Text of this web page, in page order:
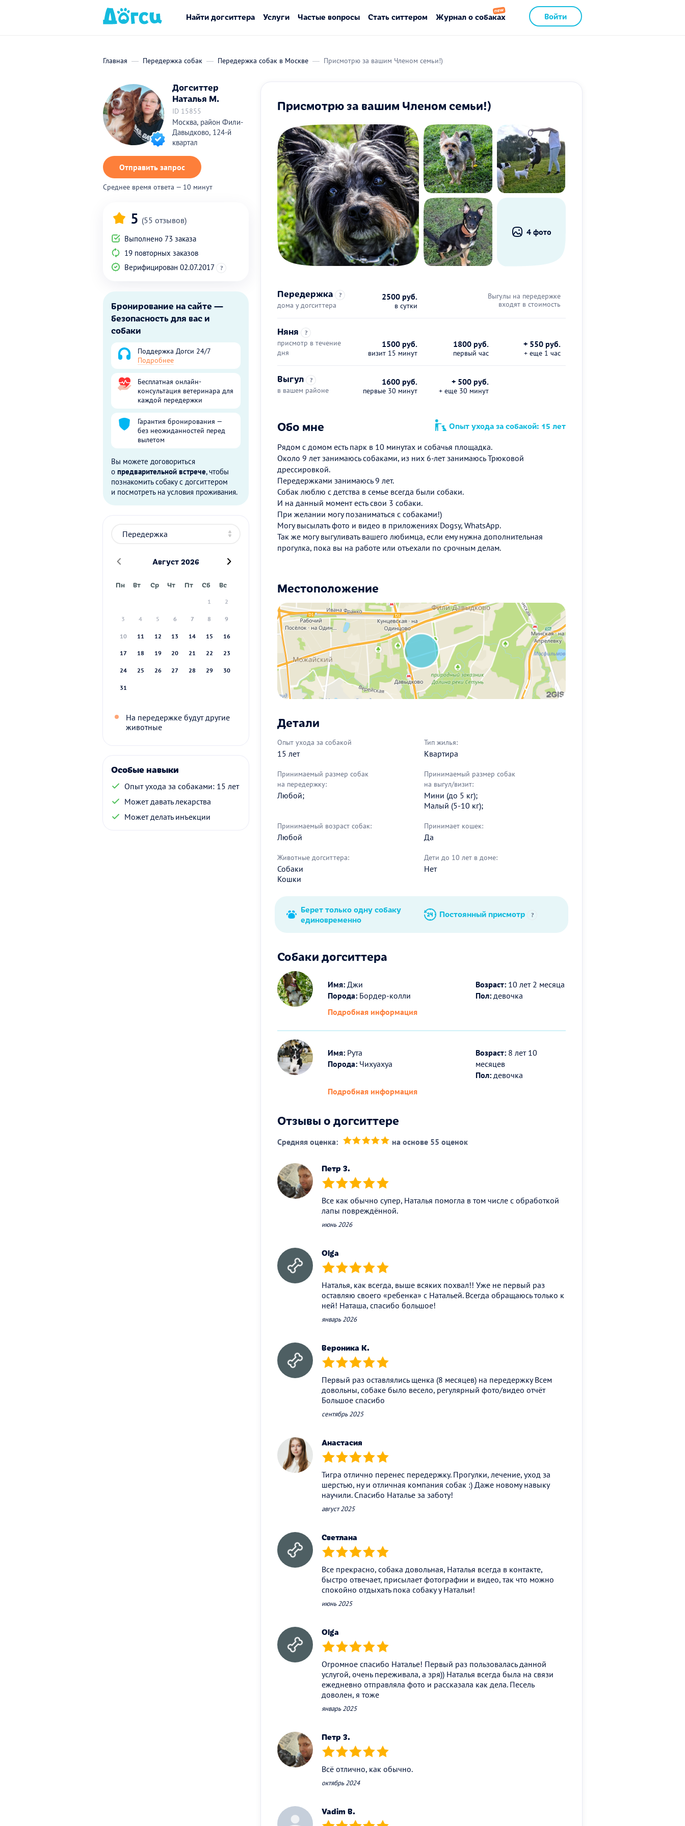
Войти
Найти догситтера Услуги Частые вопросы Стать ситтером Журнал о собаках
Главная Передержка собак Передержка собак в Москве Присмотрю за вашим Членом семьи!)
Догситтер
Наталья М.
ID 15855
Москва, район Фили-
Давыдково, 124-й
квартал
Отправить запрос
Среднее время ответа — 10 минут
5 (55 отзывов)
Выполнено 73 заказа
19 повторных заказов
Верифицирован 02.07.2017
?
Бронирование на сайте —
безопасность для вас и
собаки
Поддержка Догси 24/7
Подробнее
Бесплатная онлайн-
консультация ветеринара для
каждой передержки
Гарантия бронирования —
без неожиданностей перед
вылетом
Вы можете договориться
о предварительной встрече, чтобы
познакомить собаку с догситтером
и посмотреть на условия проживания.
Август 2026
Пн Вт Ср Чт Пт Сб Вс
1 2
3 4 5 6 7 8 9
10 11 12 13 14 15 16
17 18 19 20 21 22 23
24 25 26 27 28 29 30
31
На передержке будут другие
животные
Особые навыки
Опыт ухода за собаками: 15 лет
Может давать лекарства
Может делать инъекции
Присмотрю за вашим Членом семьи!)
4 фото
Передержка ?
дома у догситтера
2500 руб.
в сутки
Выгулы на передержке
входят в стоимость
Няня ?
присмотр в течение
дня
1500 руб.
визит 15 минут
1800 руб.
первый час
+ 550 руб.
+ еще 1 час
Выгул ?
в вашем районе
1600 руб.
первые 30 минут
+ 500 руб.
+ еще 30 минут
Обо мне Опыт ухода за собакой: 15 лет
Рядом с домом есть парк в 10 минутах и собачья площадка.
Около 9 лет занимаюсь собаками, из них 6-лет занимаюсь Трюковой
дрессировкой.
Передержками занимаюсь 9 лет.
Собак люблю с детства в семье всегда были собаки.
И на данный момент есть свои 3 собаки.
При желании могу позаниматься с собаками!)
Могу высылать фото и видео в приложениях Dogsy, WhatsApp.
Так же могу выгуливать вашего любимца, если ему нужна дополнительная
прогулка, пока вы на работе или отъехали по срочным делам.
Местоположение
Детали
Опыт ухода за собакой
15 лет
Тип жилья:
Квартира
Принимаемый размер собак
на передержку:
Любой;
Принимаемый размер собак
на выгул/визит:
Мини (до 5 кг);
Малый (5-10 кг);
Принимаемый возраст собак:
Любой
Принимает кошек:
Да
Животные догситтера:
Собаки
Кошки
Дети до 10 лет в доме:
Нет
Берет только одну собаку
единовременно
Постоянный присмотр ?
Собаки догситтера
Имя: Джи
Порода: Бордер-колли
Возраст: 10 лет 2 месяца
Пол: девочка
Подробная информация
Имя: Рута
Порода: Чихуахуа
Возраст: 8 лет 10
месяцев
Пол: девочка
Подробная информация
Отзывы о догситтере
Средняя оценка: на основе 55 оценок
Петр З.
(*) (*) (*) (*) (*)
Все как обычно супер, Наталья помогла в том числе с обработкой
лапы повреждённой.
июнь 2026
Olga
(*) (*) (*) (*) (*)
Наталья, как всегда, выше всяких похвал!! Уже не первый раз
оставляю своего «ребенка» с Натальей. Всегда обращаюсь только к
ней! Наташа, спасибо большое!
январь 2026
Вероника К.
(*) (*) (*) (*) (*)
Первый раз оставлялись щенка (8 месяцев) на передержку Всем
довольны, собаке было весело, регулярный фото/видео отчёт
Большое спасибо
сентябрь 2025
Анастасия
(*) (*) (*) (*) (*)
Тигра отлично перенес передержку. Прогулки, лечение, уход за
шерстью, ну и отличная компания собак :) Даже новому навыку
научили. Спасибо Наталье за заботу!
август 2025
Светлана
(*) (*) (*) (*) (*)
Все прекрасно, собака довольная, Наталья всегда в контакте,
быстро отвечает, присылает фотографии и видео, так что можно
спокойно отдыхать пока собаку у Натальи!
июнь 2025
Olga
(*) (*) (*) (*) (*)
Огромное спасибо Наталье! Первый раз пользовалась данной
услугой, очень переживала, а зря)) Наталья всегда была на связи
ежедневно отправляла фото и рассказала как дела. Песель
доволен, я тоже
январь 2025
Петр З.
(*) (*) (*) (*) (*)
Всё отлично, как обычно.
октябрь 2024
Vadim B.